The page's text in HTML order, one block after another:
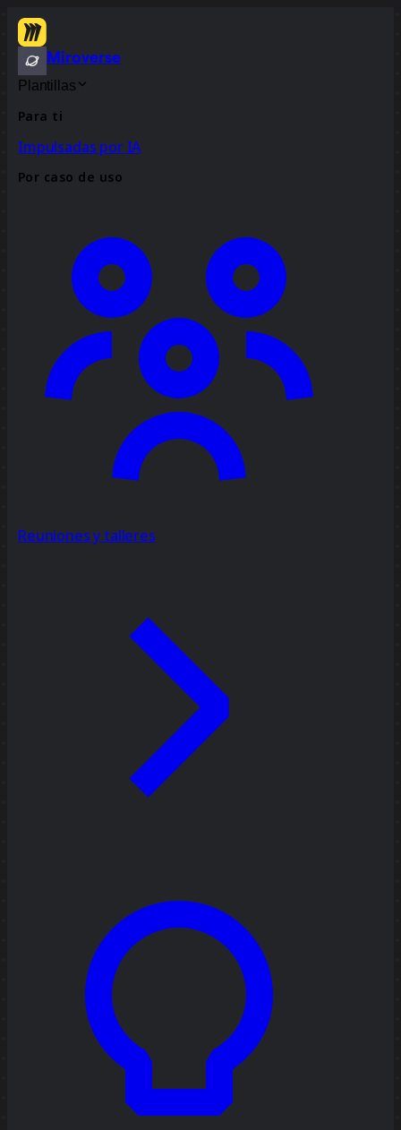
Miroverse
Plantillas
Para ti
Impulsadas por IA
Por caso de uso
Reuniones y talleres